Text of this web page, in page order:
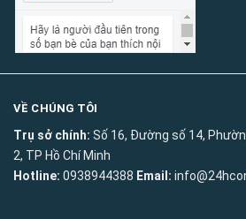
VỀ CHÚNG TÔI
Trụ sở chính: Số 16, Đường số 14,
2, TP Hồ Chí Minh
Hotline: 0938944388 Email: